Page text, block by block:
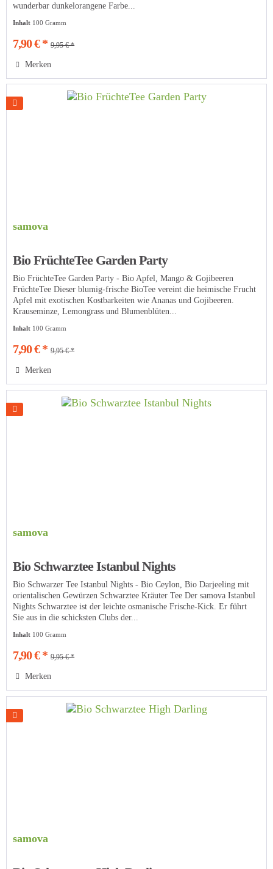
wunderbar dunkelorangene Farbe...
Inhalt 100 Gramm
7,90 € * 9,95 € *
Merken
samova
Bio FrüchteTee Garden Party
Bio FrüchteTee Garden Party - Bio Apfel, Mango & Gojibeeren
FrüchteTee Dieser blumig-frische BioTee vereint die heimische Frucht
Apfel mit exotischen Kostbarkeiten wie Ananas und Gojibeeren.
Krauseminze, Lemongrass und Blumenblüten...
Inhalt 100 Gramm
7,90 € * 9,95 € *
Merken
samova
Bio Schwarztee Istanbul Nights
Bio Schwarzer Tee Istanbul Nights - Bio Ceylon, Bio Darjeeling mit
orientalischen Gewürzen Schwarztee Kräuter Tee Der samova Istanbul
Nights Schwarztee ist der leichte osmanische Frische-Kick. Er führt
Sie aus in die schicksten Clubs der...
Inhalt 100 Gramm
7,90 € * 9,95 € *
Merken
samova